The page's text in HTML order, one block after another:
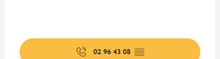
02 96 43 08 ▒▒